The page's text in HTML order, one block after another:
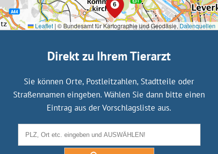
Leaflet | © Bundesamt für Kartographie und Geodäsie, Datenquellen
Direkt zu Ihrem Tierarzt
Sie können Orte, Postleitzahlen, Stadtteile oder
Straßennamen eingeben. Wählen Sie dann bitte einen
Eintrag aus der Vorschlagsliste aus.